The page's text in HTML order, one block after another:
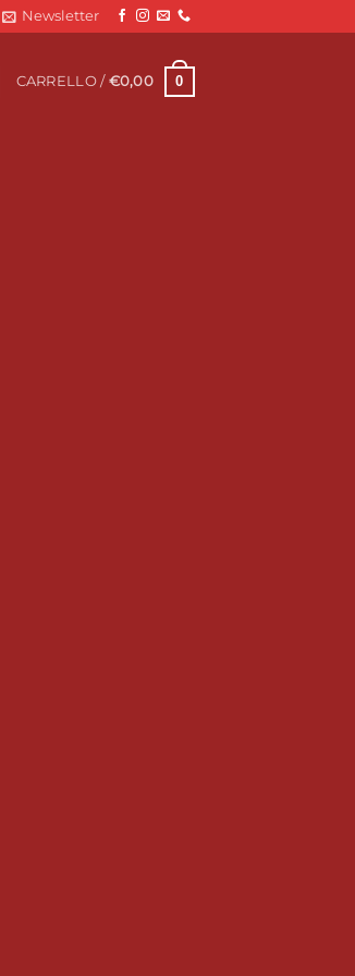
Newsletter
CARRELLO / €0,00 0